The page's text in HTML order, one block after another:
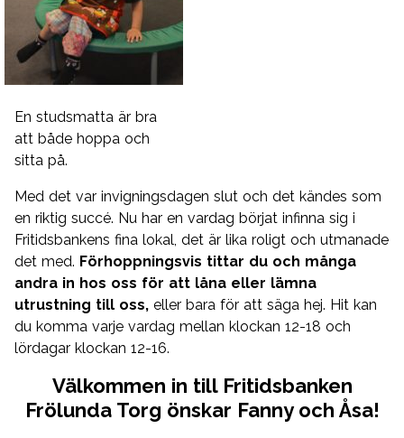
En studsmatta är bra
att både hoppa och
sitta på.
Med det var invigningsdagen slut och det kändes som
en riktig succé. Nu har en vardag börjat infinna sig i
Fritidsbankens fina lokal, det är lika roligt och utmanade
det med. Förhoppningsvis tittar du och många
andra in hos oss för att låna eller lämna
utrustning till oss, eller bara för att säga hej. Hit kan
du komma varje vardag mellan klockan 12-18 och
lördagar klockan 12-16.
Välkommen in till Fritidsbanken
Frölunda Torg önskar Fanny och Åsa!